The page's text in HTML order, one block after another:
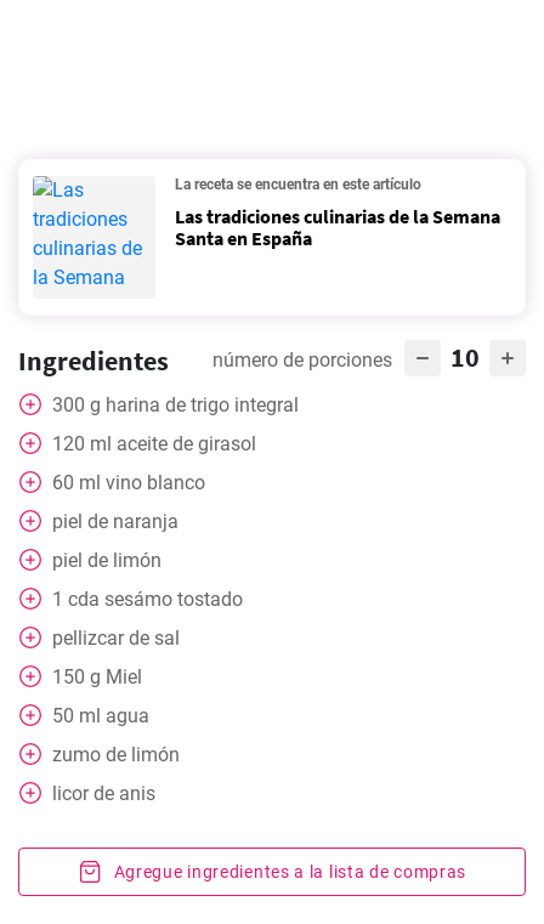
La receta se encuentra en este artículo
Las tradiciones culinarias de la Semana
Santa en España
Ingredientes número de porciones 10
300 g harina de trigo integral
120 ml aceite de girasol
60 ml vino blanco
piel de naranja
piel de limón
1 cda sesámo tostado
pellizcar de sal
150 g Miel
50 ml agua
zumo de limón
licor de anis
Agregue ingredientes a la lista de compras